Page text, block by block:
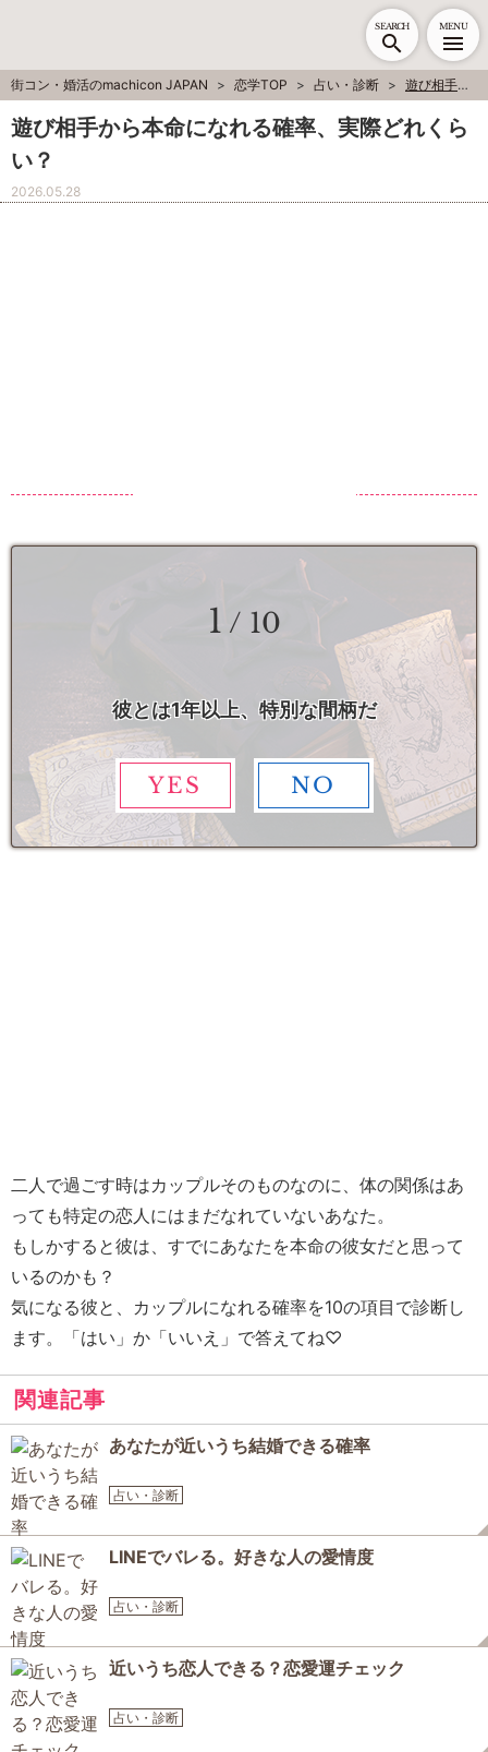
SEARCH MENU
街コン・婚活のmachicon JAPAN 恋学TOP 占い・診断 遊び相手から本命になれる確率、実際どれくらい？
遊び相手から本命になれる確率、実際どれくら
い？
2026.05.28
1 / 10
彼とは1年以上、特別な間柄だ
YES NO
二人で過ごす時はカップルそのものなのに、体の関係はあ
っても特定の恋人にはまだなれていないあなた。
もしかすると彼は、すでにあなたを本命の彼女だと思って
いるのかも？
気になる彼と、カップルになれる確率を10の項目で診断し
ます。「はい」か「いいえ」で答えてね♡
関連記事
あなたが近いうち結婚できる確率
占い・診断
LINEでバレる。好きな人の愛情度
占い・診断
近いうち恋人できる？恋愛運チェック
占い・診断